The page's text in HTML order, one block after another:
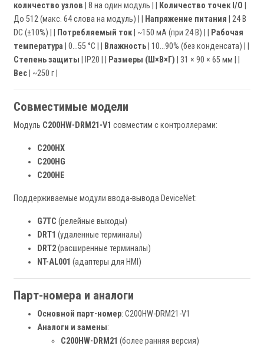
количество узлов | 8 на один модуль | | Количество точек I/O
До 512 (макс. 64 слова на модуль) | |
Напряжение питания | 24 В
DC (±10%) | |
Потребляемый ток | ~150 мА (при 24 В) | |
Рабочая
температура | 0…55 °C | | Влажность | 10…90% (без конденсата) | |
Степень защиты | IP20 | | Размеры (Ш×В×Г) | 31 × 90 × 65 мм | |
Вес | ~250 г |
Совместимые модели
Модуль C200HW-DRM21-V1 совместим с контроллерами:
C200HX
C200HG
C200HE
Поддерживаемые модули ввода-вывода DeviceNet:
G7TC (релейные выходы)
DRT1 (удаленные терминалы)
DRT2(расширенные терминалы)
NT-AL001 (адаптеры для HMI)
Парт-номера и аналоги
Основной парт-номер: C200HW-DRM21-V1
Аналоги и замены:
C200HW-DRM21 (более ранняя версия)